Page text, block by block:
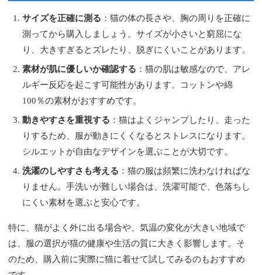
サイズを正確に測る ：猫の体の長さや、胸の周りを正確に
測ってから購入しましょう。サイズが小さいと窮屈にな
り、大きすぎるとズレたり、脱ぎにくいことがあります。
素材が肌に優しいか確認する ：猫の肌は敏感なので、アレ
ルギー反応を起こす可能性があります。コットンや綿
100％の素材がおすすめです。
動きやすさを重視する ：猫はよくジャンプしたり、走った
りするため、服が動きにくくなるとストレスになります。
シルエットが自由なデザインを選ぶことが大切です。
洗濯のしやすさも考える ：猫の服は頻繁に洗わなければな
りません。手洗いが難しい場合は、洗濯可能で、色落ちし
にくい素材を選ぶと安心です。
特に、猫がよく外に出る場合や、気温の変化が大きい地域で
は、服の選択が猫の健康や生活の質に大きく影響します。そ
のため、購入前に実際に猫に着せて試してみるのもおすすめ